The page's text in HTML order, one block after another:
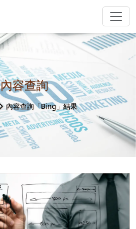
內容查詢
內容查詢「Bing」結果